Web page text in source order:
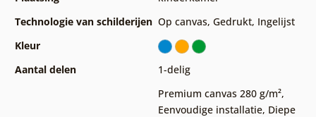
Technologie van schilderijen Op canvas, Gedrukt, Ingelijst
Kleur
Aantal delen
1-delig
Premium canvas 280 g/m²,
Eenvoudige installatie, Diepe